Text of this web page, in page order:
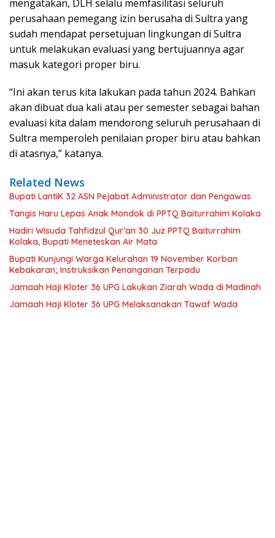
mengatakan, DLH selalu memfasilitasi seluruh
perusahaan pemegang izin berusaha di Sultra yang
sudah mendapat persetujuan lingkungan di Sultra
untuk melakukan evaluasi yang bertujuannya agar
masuk kategori proper biru.
“Ini akan terus kita lakukan pada tahun 2024. Bahkan
akan dibuat dua kali atau per semester sebagai bahan
evaluasi kita dalam mendorong seluruh perusahaan di
Sultra memperoleh penilaian proper biru atau bahkan
di atasnya,” katanya.
Related News
Bupati LantiK 32 ASN Pejabat Administrator dan Pengawas
Tangis Haru Lepas Anak Mondok di PPTQ Baiturrahim Kolaka
Hadiri Wisuda Tahfidzul Qur’an 30 Juz PPTQ Baiturrahim
Kolaka, Bupati Meneteskan Air Mata
Bupati Kunjungi Warga Kelurahan 19 November Korban
Kebakaran; Instruksikan Penanganan Terpadu
Jamaah Haji Kloter 36 UPG Lakukan Ziarah Wada di Madinah
Jamaah Haji Kloter 36 UPG Melaksanakan Tawaf Wada